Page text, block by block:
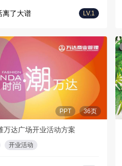
离了大谱 LV.1
PPT 36页
万达广场开业活动方案
开业活动